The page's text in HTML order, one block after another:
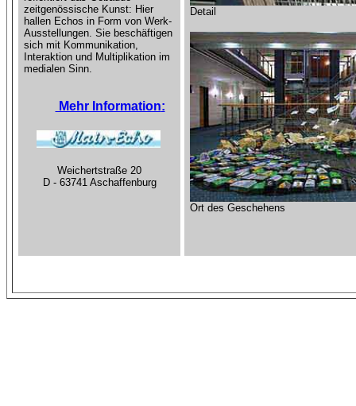
zeitgenössische Kunst: Hier
hallen Echos in Form von Werk-
Ausstellungen. Sie beschäftigen
sich mit Kommunikation,
Interaktion und Multiplikation im
medialen Sinn.
Mehr Information:
Weichertstraße 20
D - 63741 Aschaffenburg
Detail
Ort des Geschehens